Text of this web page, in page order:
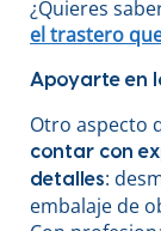
¿Quieres
el trastero
Apoyarte en
Otro aspecto
contar con
detalles:
embalaje de